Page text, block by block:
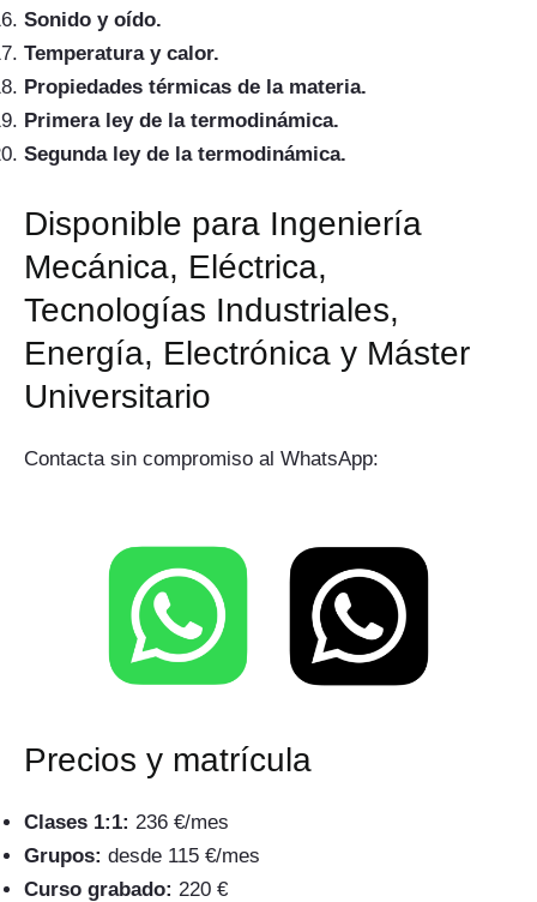
Sonido y oído.
Temperatura y calor.
Propiedades térmicas de la materia.
Primera ley de la termodinámica.
Segunda ley de la termodinámica.
Disponible para Ingeniería
Mecánica, Eléctrica,
Tecnologías Industriales,
Energía, Electrónica y Máster
Universitario
Contacta sin compromiso al WhatsApp:
Precios y matrícula
Clases 1:1: 236 €/mes
Grupos: desde 115 €/mes
Curso grabado: 220 €